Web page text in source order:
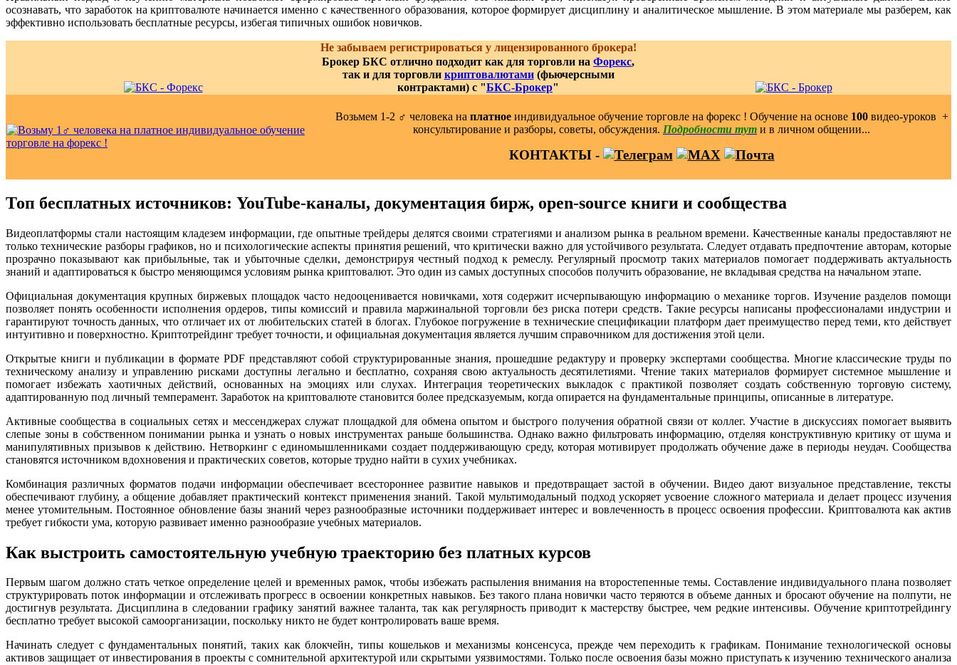
осознавать, что заработок на криптовалюте начинается именно с качественного образования, которое формирует дисциплину и аналитическое мышление. В этом материале мы разберем, как
эффективно использовать бесплатные ресурсы, избегая типичных ошибок новичков.
Не забываем регистрироваться у лицензированного брокера!
Брокер БКС отлично подходит как для торговли на Форекс,
так и для торговли криптовалютами(фьючерсными
контрактами) с "БКС-Брокер"
Возьмем 1-2 ‍♂️ человека на платноеиндивидуальное обучение торговле на форекс ! Обучение на основе 100видео-уроков ️ +
консультирование и разборы, советы, обсуждения. Подробности тут и в личном общении...
КОНТАКТЫ -
Топ бесплатных источников: YouTube-каналы, документация бирж, open-source книги и сообщества
Видеоплатформы стали настоящим кладезем информации, где опытные трейдеры делятся своими стратегиями и анализом рынка в реальном времени. Качественные каналы предоставляют не
только технические разборы графиков, но и психологические аспекты принятия решений, что критически важно для устойчивого результата. Следует отдавать предпочтение авторам, которые
прозрачно показывают как прибыльные, так и убыточные сделки, демонстрируя честный подход к ремеслу. Регулярный просмотр таких материалов помогает поддерживать актуальность
знаний и адаптироваться к быстро меняющимся условиям рынка криптовалют. Это один из самых доступных способов получить образование, не вкладывая средства на начальном этапе.
Официальная документация крупных биржевых площадок часто недооценивается новичками, хотя содержит исчерпывающую информацию о механике торгов. Изучение разделов помощи
позволяет понять особенности исполнения ордеров, типы комиссий и правила маржинальной торговли без риска потери средств. Такие ресурсы написаны профессионалами индустрии и
гарантируют точность данных, что отличает их от любительских статей в блогах. Глубокое погружение в технические спецификации платформ дает преимущество перед теми, кто действует
интуитивно и поверхностно. Криптотрейдинг требует точности, и официальная документация является лучшим справочником для достижения этой цели.
Открытые книги и публикации в формате PDF представляют собой структурированные знания, прошедшие редактуру и проверку экспертами сообщества. Многие классические труды по
техническому анализу и управлению рисками доступны легально и бесплатно, сохраняя свою актуальность десятилетиями. Чтение таких материалов формирует системное мышление и
помогает избежать хаотичных действий, основанных на эмоциях или слухах. Интеграция теоретических выкладок с практикой позволяет создать собственную торговую систему,
адаптированную под личный темперамент. Заработок на криптовалюте становится более предсказуемым, когда опирается на фундаментальные принципы, описанные в литературе.
Активные сообщества в социальных сетях и мессенджерах служат площадкой для обмена опытом и быстрого получения обратной связи от коллег. Участие в дискуссиях помогает выявить
слепые зоны в собственном понимании рынка и узнать о новых инструментах раньше большинства. Однако важно фильтровать информацию, отделяя конструктивную критику от шума и
манипулятивных призывов к действию. Нетворкинг с единомышленниками создает поддерживающую среду, которая мотивирует продолжать обучение даже в периоды неудач. Сообщества
становятся источником вдохновения и практических советов, которые трудно найти в сухих учебниках.
Комбинация различных форматов подачи информации обеспечивает всестороннее развитие навыков и предотвращает застой в обучении. Видео дают визуальное представление, тексты
обеспечивают глубину, а общение добавляет практический контекст применения знаний. Такой мультимодальный подход ускоряет усвоение сложного материала и делает процесс изучения
менее утомительным. Постоянное обновление базы знаний через разнообразные источники поддерживает интерес и вовлеченность в процесс освоения профессии. Криптовалюта как актив
требует гибкости ума, которую развивает именно разнообразие учебных материалов.
Как выстроить самостоятельную учебную траекторию без платных курсов
Первым шагом должно стать четкое определение целей и временных рамок, чтобы избежать распыления внимания на второстепенные темы. Составление индивидуального плана позволяет
структурировать поток информации и отслеживать прогресс в освоении конкретных навыков. Без такого плана новички часто теряются в объеме данных и бросают обучение на полпути, не
достигнув результата. Дисциплина в следовании графику занятий важнее таланта, так как регулярность приводит к мастерству быстрее, чем редкие интенсивы. Обучение криптотрейдингу
бесплатно требует высокой самоорганизации, поскольку никто не будет контролировать ваше время.
Начинать следует с фундаментальных понятий, таких как блокчейн, типы кошельков и механизмы консенсуса, прежде чем переходить к графикам. Понимание технологической основы
активов защищает от инвестирования в проекты с сомнительной архитектурой или скрытыми уязвимостями. Только после освоения базы можно приступать к изучению технического анализа